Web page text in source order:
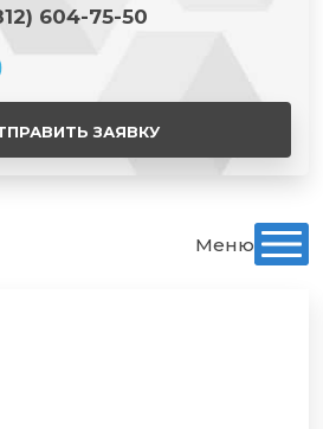
604-75-50
ЗАЯВКУ
Меню